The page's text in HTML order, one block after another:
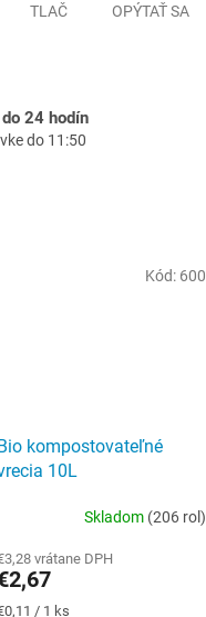
TLAČ OPÝTAŤ SA
24 hodín
do 11:50
Bio kompostovateľné
10L
Skladom (206 rol)
vrátane DPH
/ 1 ks
Kód: 600